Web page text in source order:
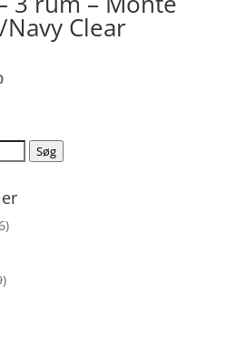
Clear
Den
er:
kr. 167,20.
Søg